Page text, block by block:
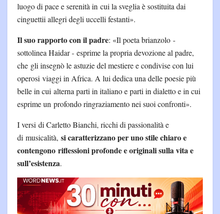
luogo di pace e serenità in cui la sveglia è sostituita dai
cinguettii allegri degli uccelli festanti».
Il suo rapporto con il padre: «Il poeta brianzolo -
sottolinea Haidar - esprime la propria devozione al padre,
che gli insegnò le astuzie del mestiere e condivise con lui
operosi viaggi in Africa. A lui dedica una delle poesie più
belle in cui alterna parti in italiano e parti in dialetto e in cui
esprime un profondo ringraziamento nei suoi confronti».
I versi di Carletto Bianchi, ricchi di passionalità e
di musicalità, si caratterizzano per uno stile chiaro e
contengono riflessioni profonde e originali sulla vita e
sull’esistenza.